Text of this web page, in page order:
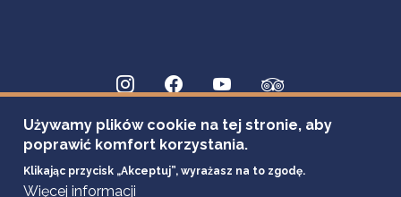
Używamy plików cookie na tej stronie, aby
poprawić komfort korzystania.
Klikając przycisk „Akceptuj”, wyrażasz na to zgodę.
Więcej informacji